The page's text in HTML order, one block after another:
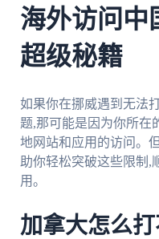
海外访问中
超级秘籍
如果你在挪威遇到无法
题,那可能是因为你所在
地网站和应用的访问。
助你轻松突破这些限制,
用。
加拿大怎么